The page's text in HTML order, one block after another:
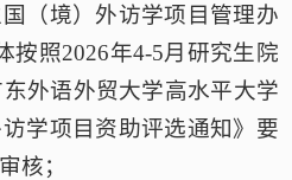
（境）外访学项目管理办
按照2026年4-5月研究生院
外语外贸大学高水平大学
学项目资助评选通知》要
核；